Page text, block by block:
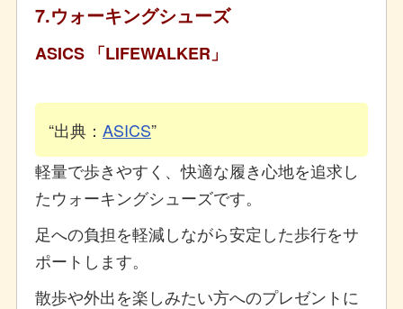
7.ウォーキングシューズ
ASICS 「LIFEWALKER」
出典： ASICS
軽量で歩きやすく、快適な履き心地を追求し
たウォーキングシューズです。
足への負担を軽減しながら安定した歩行をサ
ポートします。
散歩や外出を楽しみたい方へのプレゼントに